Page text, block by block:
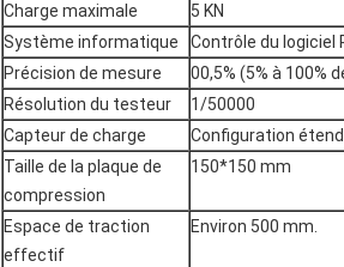
Charge maximale
5 KN
Système informatique
Contrôle du logiciel
Précision de mesure
00,5% (5% à 100%
Résolution du testeur
1/50000
Capteur de charge
Configuration
Taille de la plaque de
compression
150*150 mm
Espace de traction
effectif
Environ 500 mm.